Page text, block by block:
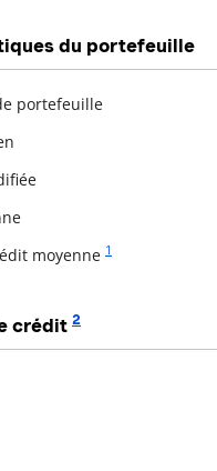
du portefeuille
portefeuille
moyenne 1
crédit 2